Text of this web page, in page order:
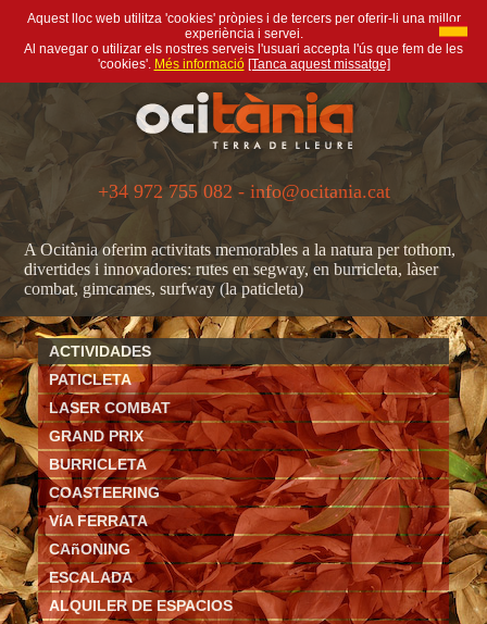
Aquest lloc web utilitza 'cookies' pròpies i de tercers per oferir-li una millor
experiència i servei.
Al navegar o utilizar els nostres serveis l'usuari accepta l'ús que fem de les
'cookies'. Més informació [Tanca aquest missatge]
+34 972 755 082 - info@ocitania.cat
A Ocitània oferim activitats memorables a la natura per tothom,
divertides i innovadores: rutes en segway, en burricleta, làser
combat, gimcames, surfway (la paticleta)
ACTIVIDADES
PATICLETA
LASER COMBAT
GRAND PRIX
BURRICLETA
COASTEERING
VíA FERRATA
CAñONING
ESCALADA
ALQUILER DE ESPACIOS